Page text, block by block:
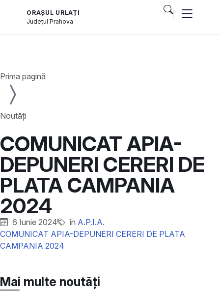
ORAȘUL URLAȚI
JudețulPrahova
Prima pagină
Noutăți
COMUNICAT APIA-
DEPUNERI CERERI DE
PLATA CAMPANIA
2024
6 Iunie 2024 în A.P.I.A.
COMUNICAT APIA-DEPUNERI CERERI DE PLATA
CAMPANIA 2024
Mai multe noutăți